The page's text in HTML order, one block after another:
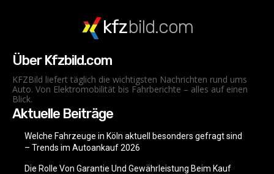
kfzbild.com
Über Kfzbild.com
KFZBild liefert täglich die wichtigsten Nachrichten rund ums
Auto. Von Elektromobilität bis Fahrberichte – alles auf einen
Blick.
Aktuelle Beiträge
Welche Fahrzeuge in Köln aktuell besonders gefragt sind
– Trends im Autoankauf 2026
Die Rolle Von Garantie Und Gewährleistung Beim Kauf